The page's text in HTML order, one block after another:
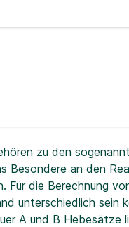
zu den
Besondere an den
die Berechnung
unterschiedlich sein
A und B Hebesätze